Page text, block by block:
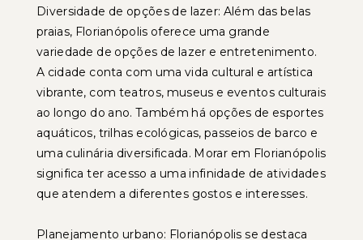
Diversidade de opções de lazer: Além das belas
praias, Florianópolis oferece uma grande
variedade de opções de lazer e entretenimento.
A cidade conta com uma vida cultural e artística
vibrante, com teatros, museus e eventos culturais
ao longo do ano. Também há opções de esportes
aquáticos, trilhas ecológicas, passeios de barco e
uma culinária diversificada. Morar em Florianópolis
significa ter acesso a uma infinidade de atividades
que atendem a diferentes gostos e interesses.
Planejamento urbano: Florianópolis se destaca